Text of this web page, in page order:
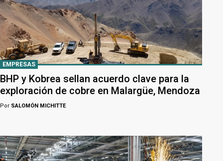
EMPRESAS
BHP y Kobrea sellan acuerdo clave para la
exploración de cobre en Malargüe, Mendoza
Por SALOMÓN MICHITTE